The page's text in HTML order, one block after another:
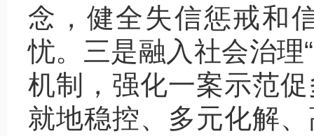
念，健全失信惩戒和
忧。三是融入社会治理
机制，强化一案示范
就地稳控、多元化解